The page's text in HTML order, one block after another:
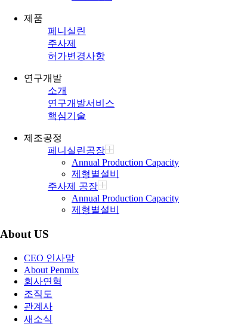
제품
페니실린
주사제
허가변경사항
연구개발
소개
연구개발서비스
핵심기술
제조공정
페니실린공장
Annual Production Capacity
제형별설비
주사제 공장
Annual Production Capacity
제형별설비
About US
CEO 인사말
About Penmix
회사연혁
조직도
관계사
새소식